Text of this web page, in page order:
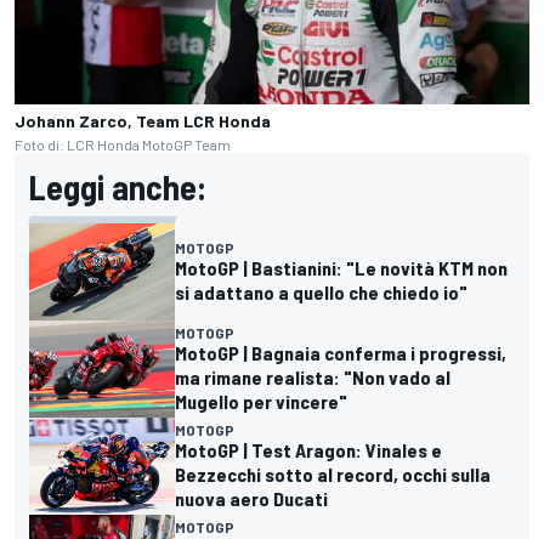
Johann Zarco, Team LCR Honda
Foto di: LCR Honda MotoGP Team
Leggi anche:
MOTOGP
MotoGP | Bastianini: "Le novità KTM non
si adattano a quello che chiedo io"
MOTOGP
MotoGP | Bagnaia conferma i progressi,
ma rimane realista: "Non vado al
Mugello per vincere"
MOTOGP
MotoGP | Test Aragon: Vinales e
Bezzecchi sotto al record, occhi sulla
nuova aero Ducati
MOTOGP